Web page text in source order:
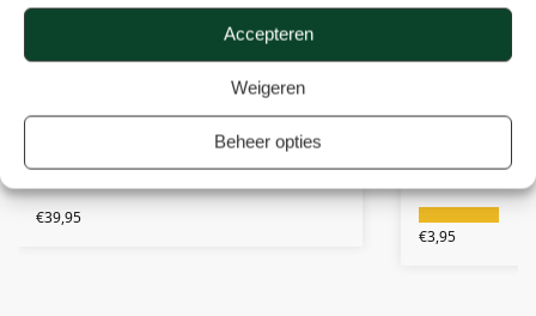
Accepteren
Weigeren
Beheer opties
100 Stuks- Gronddoek Pennen Metaal 20 x
€39,95
€3,95